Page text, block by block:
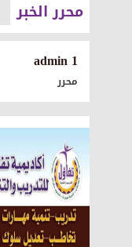
محرر الخبر
1 admin
محرر